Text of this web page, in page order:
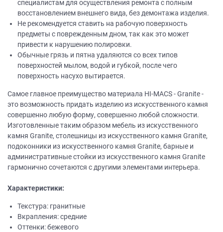
специалистам для осуществления ремонта с полным
восстановлением внешнего вида, без демонтажа изделия.
Не рекомендуется ставить на рабочую поверхность
предметы с поврежденным дном, так как это может
привести к нарушению полировки.
Обычные грязь и пятна удаляются со всех типов
поверхностей мылом, водой и губкой, после чего
поверхность насухо вытирается.
Самое главное преимущество материала HI-MACS - Granite -
это возможность придать изделию из искусственного камня
совершенно любую форму, совершенно любой сложности.
Изготовленные таким образом мебель из искусственного
камня Granite, столешницы из искусственного камня Granite,
подоконники из искусственного камня Granite, барные и
административные стойки из искусственного камня Granite
гармонично сочетаются с другими элементами интерьера.
Характеристики:
Текстура: гранитные
Вкрапления: средние
Оттенки: бежевого